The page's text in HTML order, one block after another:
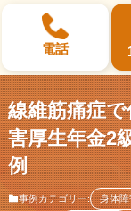
電話
選ばれる3つ
線維筋痛症
害厚生年金2
例
事例カテゴリー: 身体障